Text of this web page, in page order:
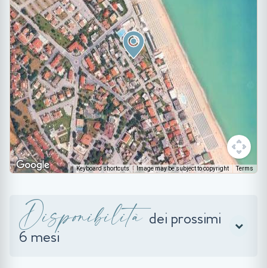
Keyboard shortcuts Image may be subject to copyright Terms
Disponibilità dei prossimi
6 mesi